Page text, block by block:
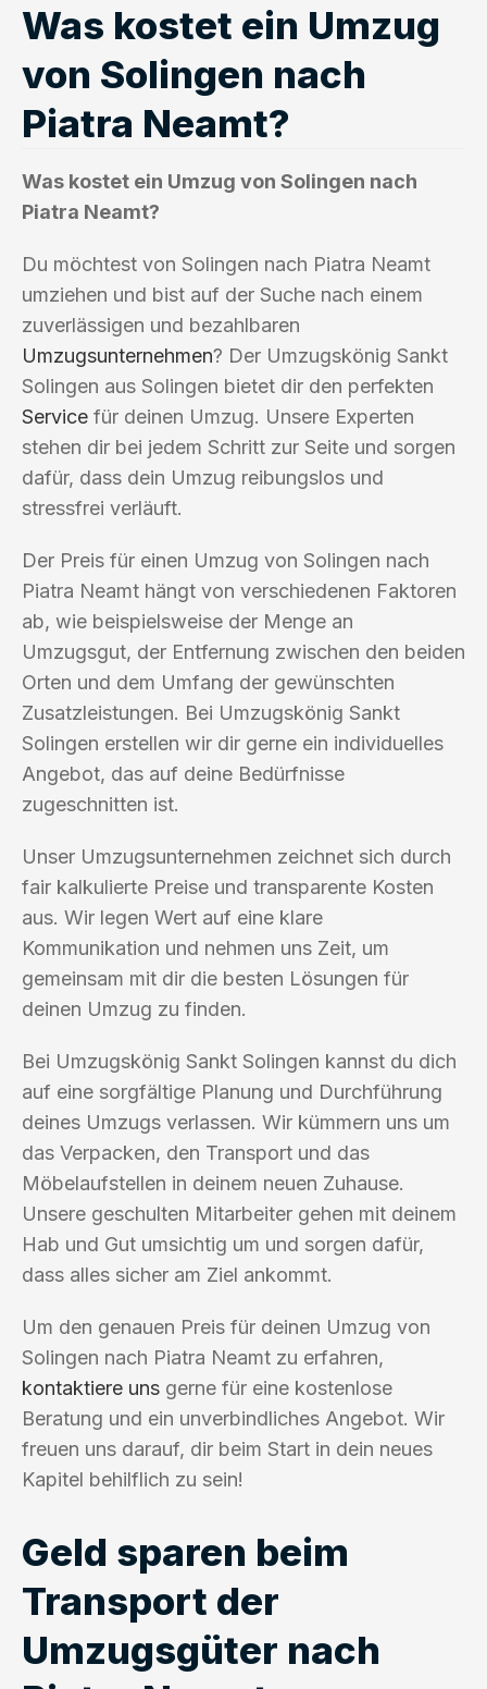
Was kostet ein Umzug
von Solingen nach
Piatra Neamt?
Was kostet ein Umzug von Solingen nach
Piatra Neamt?
Du möchtest von Solingen nach Piatra Neamt
umziehen und bist auf der Suche nach einem
zuverlässigen und bezahlbaren
Umzugsunternehmen? Der Umzugskönig Sankt
Solingen aus Solingen bietet dir den perfekten
Service für deinen Umzug. Unsere Experten
stehen dir bei jedem Schritt zur Seite und sorgen
dafür, dass dein Umzug reibungslos und
stressfrei verläuft.
Der Preis für einen Umzug von Solingen nach
Piatra Neamt hängt von verschiedenen Faktoren
ab, wie beispielsweise der Menge an
Umzugsgut, der Entfernung zwischen den beiden
Orten und dem Umfang der gewünschten
Zusatzleistungen. Bei Umzugskönig Sankt
Solingen erstellen wir dir gerne ein individuelles
Angebot, das auf deine Bedürfnisse
zugeschnitten ist.
Unser Umzugsunternehmen zeichnet sich durch
fair kalkulierte Preise und transparente Kosten
aus. Wir legen Wert auf eine klare
Kommunikation und nehmen uns Zeit, um
gemeinsam mit dir die besten Lösungen für
deinen Umzug zu finden.
Bei Umzugskönig Sankt Solingen kannst du dich
auf eine sorgfältige Planung und Durchführung
deines Umzugs verlassen. Wir kümmern uns um
das Verpacken, den Transport und das
Möbelaufstellen in deinem neuen Zuhause.
Unsere geschulten Mitarbeiter gehen mit deinem
Hab und Gut umsichtig um und sorgen dafür,
dass alles sicher am Ziel ankommt.
Um den genauen Preis für deinen Umzug von
Solingen nach Piatra Neamt zu erfahren,
kontaktiere uns gerne für eine kostenlose
Beratung und ein unverbindliches Angebot. Wir
freuen uns darauf, dir beim Start in dein neues
Kapitel behilflich zu sein!
Geld sparen beim
Transport der
Umzugsgüter nach